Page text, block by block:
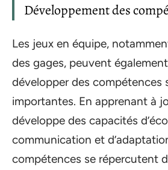
Développement des
Les jeux en équipe,
des gages, peuvent
développer des compétences
importantes. En apprenant à
développe des capacités
communication et
compétences se répercutent